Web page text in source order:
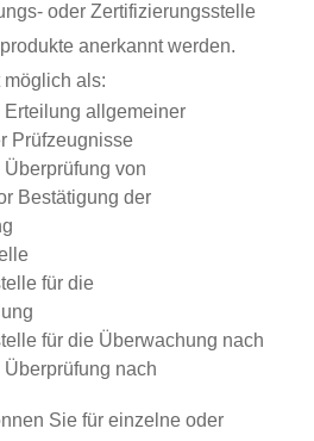
oder Zertifizierungsstelle
anerkannt werden.
möglich als:
Erteilung allgemeiner
Prüfzeugnisse
von
Bestätigung der
für die
für die Überwachung nach
nach
Sie für einzelne oder